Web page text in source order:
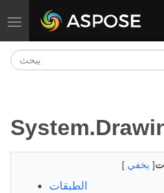
تبديل التنقل
[ يخفي]
الطبقات